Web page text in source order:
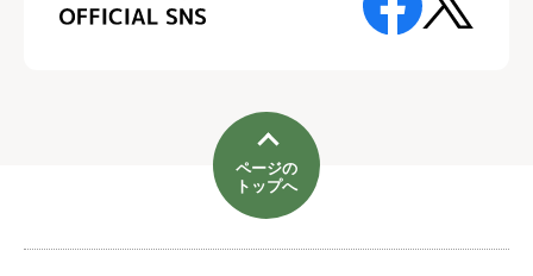
ページの
トップへ